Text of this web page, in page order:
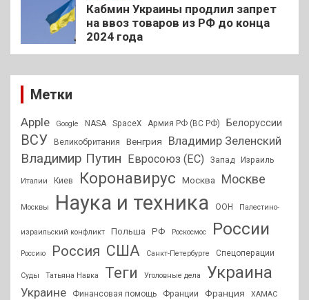
Кабмин Украины продлил запрет
на ввоз товаров из РФ до конца
2024 года
Метки
Apple Google NASA SpaceX Армия РФ (ВС РФ) Белоруссии
ВСУ Великобритания Венгрия Владимир Зеленский
Владимир Путин Евросоюз (ЕС) Запад Израиль
Италии Киев Коронавирус Москва Москве
Москвы Наука и техника ООН Палестино-
израильский конфликт Польша РФ Роскосмос России
Россию Россия США Санкт-Петербурге Спецоперации
Суды Татьяна Навка Теги Уголовные дела Украина
Украине Финансовая помощь Франции Франция ХАМАС